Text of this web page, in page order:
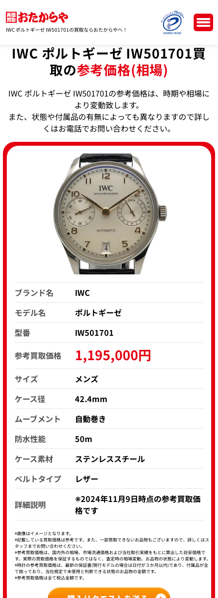
IWC ポルトギーゼ IW501701の買取ならおたからやへ！
IWC ポルトギーゼ IW501701買
取の参考価格(相場)
IWC ポルトギーゼ IW501701の参考価格は、時期や相場に
より変動致します。
また、状態や付属品の有無によっても異なりますので詳し
くはお電話でお問い合わせください。
ブランド名
IWC
モデル名
ポルトギーゼ
型番
IW501701
参考買取価格
1,195,000円
サイズ
メンズ
ケース径
42.4mm
ムーブメント
自動巻き
防水性能
50m
ケース素材
ステンレススチール
ベルトタイプ
レザー
詳細説明
※2024年11月9日時点の参考買取価
格です
※画像はイメージとなります。
※記載している買取価格は参考です。また、一部買取できないお品物もございますので、詳しくはス
タッフまでお問い合わせください。
※参考買取価格は、国内外の相場、市場流通価格および当社取引実績をもとに算出した目安価格で
す。実際の買取価格を保証するものではなく、査定時の相場変動、お品物の状態により変動します。
※時計の参考買取価格は、最新の保証書(現行モデルの場合は日付が３か月以内)であり、付属品が全
て揃っており、当社規定で未使用と判断できる状態のお品物の金額です。
※参考買取価格は全て税込金額です。